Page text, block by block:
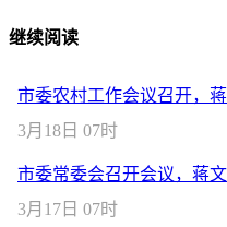
继续阅读
市委农村工作会议召开，
3月18日 07时
市委常委会召开会议，蒋
3月17日 07时